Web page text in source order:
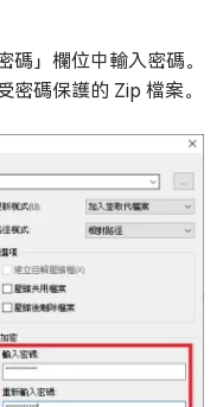
」欄位中輸入密碼。
碼保護的 Zip 檔案。